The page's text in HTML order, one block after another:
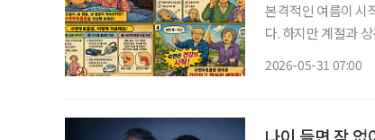
본격적인 여름이 시
다. 하지만 계절과
2026-05-31 07:00